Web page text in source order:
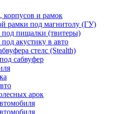
корпусов и рамок
рамки под магнитолу (ГУ)
под пищалки (твитеры)
акустику в авто
стелс (Stealth)
сабвуфер
арок